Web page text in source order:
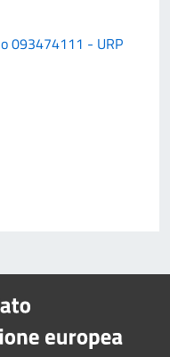
093474111 - URP